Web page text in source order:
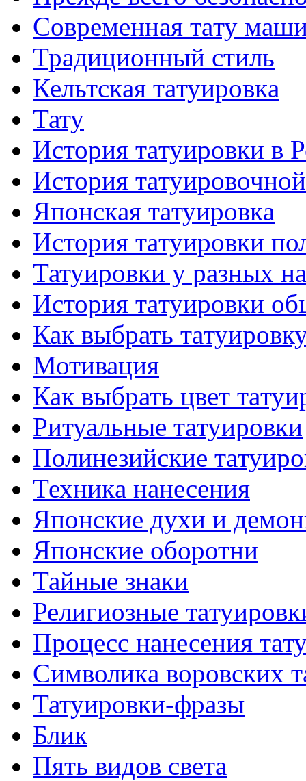
Современная тaту
Традиционный стиль
Кельтскaя тaтуировкa
Тату
История тaтуировки в
История
Японскaя тaтуировкa
История тaтуировки
Татуировки у разных
История тaтуировки
Как выбрать
Мотивация
Как выбрать цвет
Ритуальные тaтуировки
Полинезийские
Техникa нанесения
Японские духи и
Японские оборотни
Тайные знаки
Религиозные
Процесс нанесения
Символикa воровских
Татуировки-фразы
Блик
Пять видов светa